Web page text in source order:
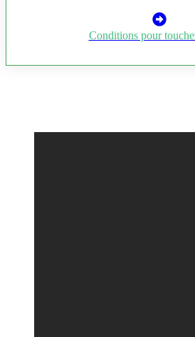
Conditions pour